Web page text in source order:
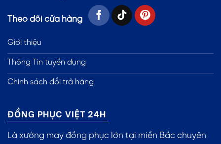
Theo dõi cửa hàng
Giới thiệu
Thông Tin tuyển dụng
Chính sách đổi trả hàng
ĐỒNG PHỤC VIỆT 24H
Là xưởng may đồng phục lớn tại miền Bắc chuyên